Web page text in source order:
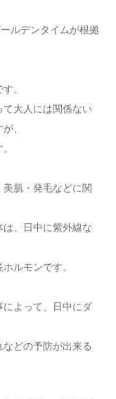
ルデンタイムが根拠
。
大人には関係ない
、
肌・発毛などに関
、日中に紫外線な
ルモンです。
よって、日中にダ
どの予防が出来る